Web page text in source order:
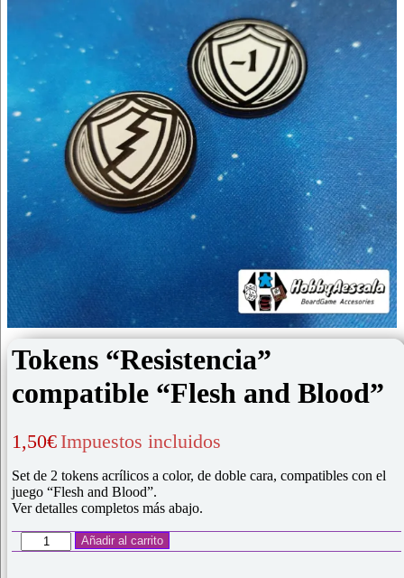
Tokens “Resistencia”
compatible “Flesh and Blood”
1,50€ Impuestos incluidos
Set de 2 tokens acrílicos a color, de doble cara, compatibles con el
juego “Flesh and Blood”.
Ver detalles completos más abajo.
Tokens
"Resistencia"
Añadir al carrito